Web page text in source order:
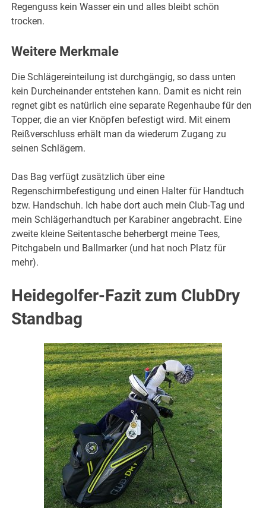
Regenguss kein Wasser ein und alles bleibt schön
trocken.
Weitere Merkmale
Die Schlägereinteilung ist durchgängig, so dass unten
kein Durcheinander entstehen kann. Damit es nicht rein
regnet gibt es natürlich eine separate Regenhaube für den
Topper, die an vier Knöpfen befestigt wird. Mit einem
Reißverschluss erhält man da wiederum Zugang zu
seinen Schlägern.
Das Bag verfügt zusätzlich über eine
Regenschirmbefestigung und einen Halter für Handtuch
bzw. Handschuh. Ich habe dort auch mein Club-Tag und
mein Schlägerhandtuch per Karabiner angebracht. Eine
zweite kleine Seitentasche beherbergt meine Tees,
Pitchgabeln und Ballmarker (und hat noch Platz für
mehr).
Heidegolfer-Fazit zum ClubDry
Standbag